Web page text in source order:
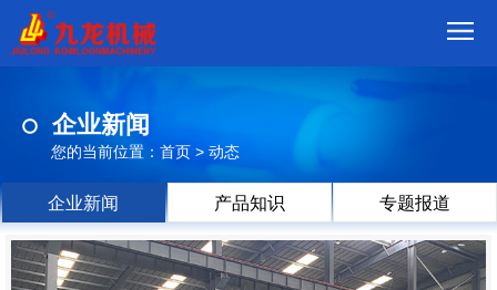
品
视
频
现
企业新闻
您的当前位置： 首页 > 动态
企业新闻 产品知识 专题报道